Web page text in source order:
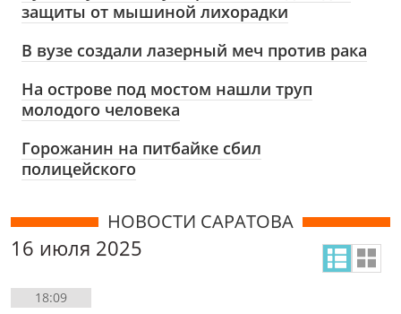
защиты от мышиной лихорадки
В вузе создали лазерный меч против рака
На острове под мостом нашли труп
молодого человека
Горожанин на питбайке сбил
полицейского
НОВОСТИ САРАТОВА
16 июля 2025
18:09